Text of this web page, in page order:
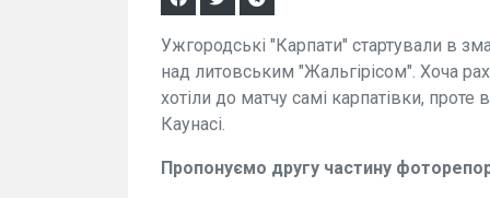
Ужгородські "Карпати" стартували в
над литовським "Жальгірісом". Хоча
хотіли до матчу самі карпатівки, проте
Каунасі.
Пропонуємо другу частину